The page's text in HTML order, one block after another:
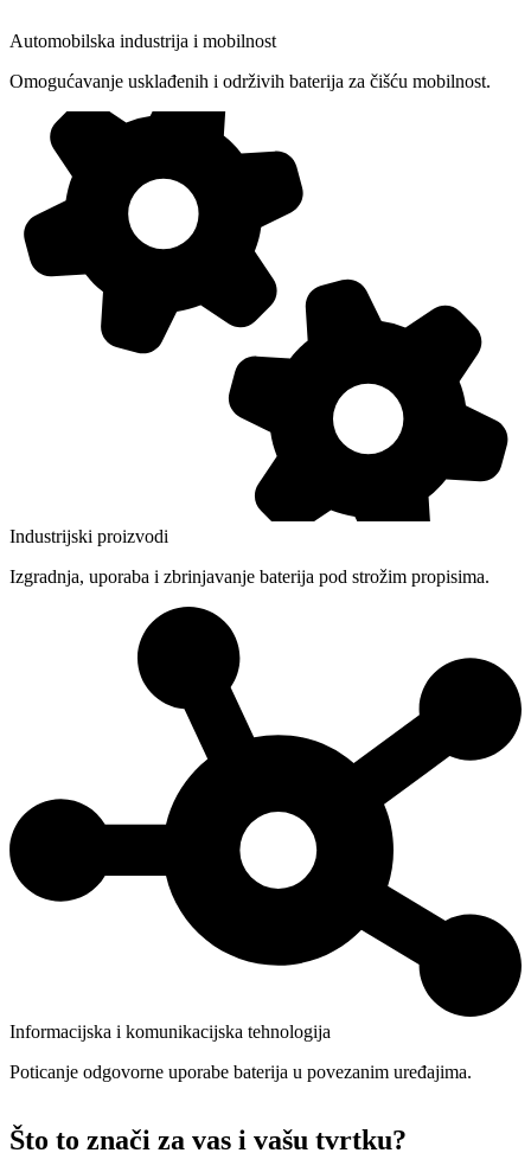
Automobilska industrija i mobilnost
Omogućavanje usklađenih i održivih baterija za čišću mobilnost.
Industrijski proizvodi
Izgradnja, uporaba i zbrinjavanje baterija pod strožim propisima.
Informacijska i komunikacijska tehnologija
Poticanje odgovorne uporabe baterija u povezanim uređajima.
Što to znači za vas i vašu tvrtku?